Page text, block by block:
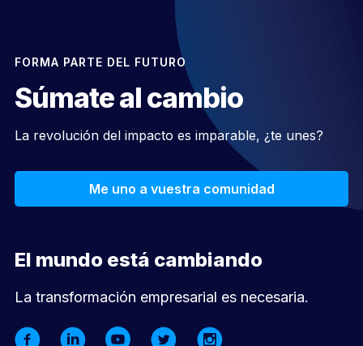
FORMA PARTE DEL FUTURO
Súmate al cambio
La revolución del impacto es imparable, ¿te unes?
Me uno a vuestra comunidad
El mundo está cambiando
La transformación empresarial es necesaria.